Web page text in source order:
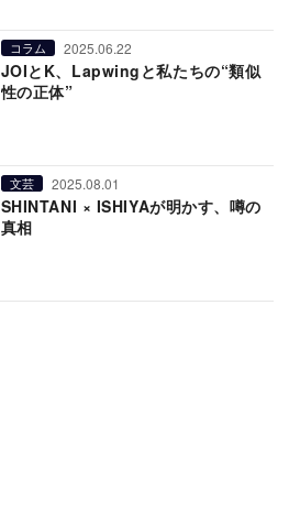
コラム 2025.06.22
JOIとK、Lapwingと私たちの“類似
性の正体”
文芸 2025.08.01
SHINTANI × ISHIYAが明かす、噂の
真相